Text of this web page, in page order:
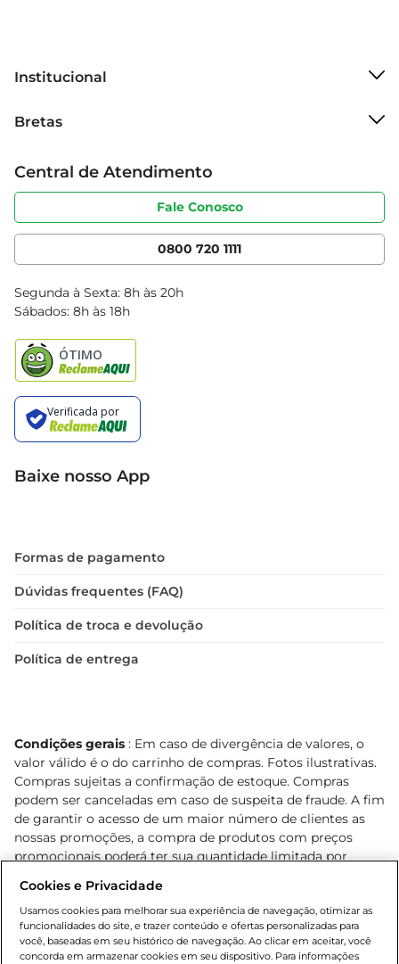
Institucional
Grupo Cencosud
Sobre privacidade
Portal do fornecedor
Cencosud Media
Bretas
Produtos Bretas
Código de ética
Serviços
Clube Bretas
Blog Bretas
Black Friday
Central de Atendimento
Fale Conosco
0800 720 1111
Segunda à Sexta: 8h às 20h
Sábados: 8h às 18h
Baixe nosso App
Formas de pagamento
Dúvidas frequentes (FAQ)
Política de troca e devolução
Política de entrega
Condições gerais : Em caso de divergência de valores, o
valor válido é o do carrinho de compras. Fotos ilustrativas.
Compras sujeitas a confirmação de estoque. Compras
podem ser canceladas em caso de suspeita de fraude. A fim
de garantir o acesso de um maior número de clientes as
nossas promoções, a compra de produtos com preços
promocionais poderá ter sua quantidade limitada por
o e-commerce e válidos durante o dia de hoje, podendo
sofrer alterações sem prévia notificação. Proibida a venda
de bebidas alcoólicas para menores de 18 anos, conforme
Lei n.º 8069/90, art. 81, inciso II (Estatuto da Criança e do
Cookies e Privacidade
Usamos cookies para melhorar sua experiência de navegação, otimizar as
funcionalidades do site, e trazer conteúdo e ofertas personalizadas para
você, baseadas em seu histórico de navegação. Ao clicar em aceitar, você
concorda em armazenar cookies em seu dispositivo. Para informações